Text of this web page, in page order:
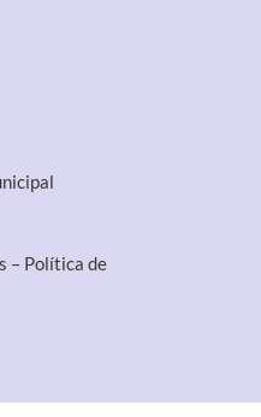
– Política de